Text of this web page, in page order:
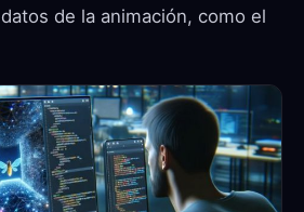
de la animación, como el